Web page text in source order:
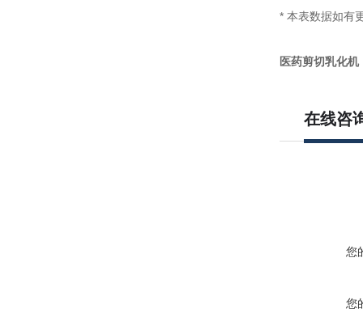
* 本表数据如有
医药剪切乳化机
在线咨
您
您